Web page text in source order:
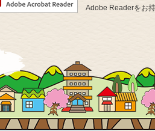
Adobe Readerをお